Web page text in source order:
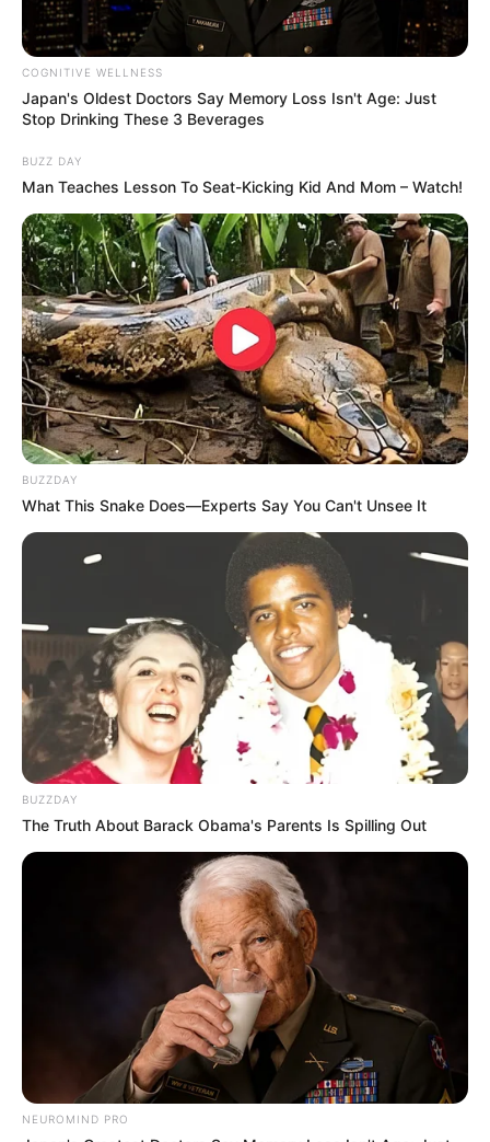
Serem! 9 Chat Ojek Online &
Pelanggan Ini Bikin Auto
COGNITIVE WELLNESS
Japan's Oldest Doctors Say Memory Loss Isn't Age: Just
Stop Drinking These 3 Beverages
BUZZ DAY
Man Teaches Lesson To Seat-Kicking Kid And Mom – Watch!
BUZZDAY
What This Snake Does—Experts Say You Can't Unsee It
BUZZDAY
The Truth About Barack Obama's Parents Is Spilling Out
NEUROMIND PRO